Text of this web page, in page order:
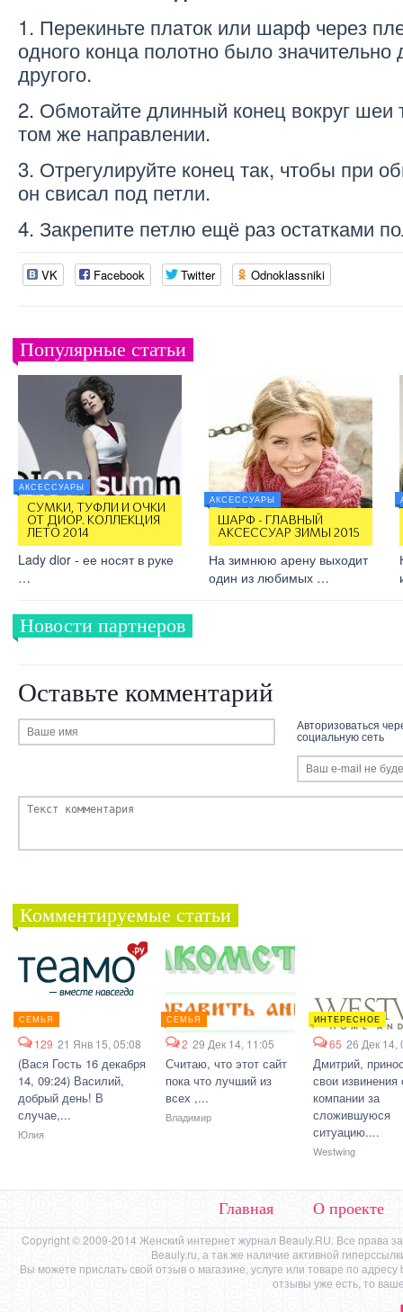
1. Перекиньте платок или шарф через
одного конца полотно было
другого.
2. Обмотайте длинный конец вокруг шеи
том же направлении.
3. Отрегулируйте конец так, чтобы при
он свисал под петли.
4. Закрепите петлю ещё раз остатками
VK Facebook Twitter Odnoklassniki
Популярные статьи
АКСЕССУАРЫ
СУМКИ, ТУФЛИ И ОЧКИ
ОТ ДИОР. КОЛЛЕКЦИЯ
ЛЕТО 2014
Lady dior - ее носят в руке
…
АКСЕССУАРЫ
ШАРФ - ГЛАВНЫЙ
АКСЕССУАР ЗИМЫ 2015
На зимнюю арену выходит
один из любимых …
Новости партнеров
Оставьте комментарий
Авторизоваться
социальную сеть
Комментируемые статьи
СЕМЬЯ
129 21 Янв 15, 05:08
(Вася Гость 16 декабря
14, 09:24) Василий,
добрый день! В
случае,...
Юлия
СЕМЬЯ
2 29 Дек 14, 11:05
Считаю, что этот сайт
пока что лучший из
всех ,...
Владимир
ИНТЕРЕСНОЕ
65 26 Дек 14,
Дмитрий,
свои извинения
компании за
сложившуюся
ситуацию....
Westwing
Главная О проекте
Copyright © 2009-2014 Женский интернет журнал Beauly.RU. Все права
Beauly.ru, а так же наличие активной
Вы можете прислать свой отзыв о магазине, услуге или товаре по адресу
отзывы уже есть, то